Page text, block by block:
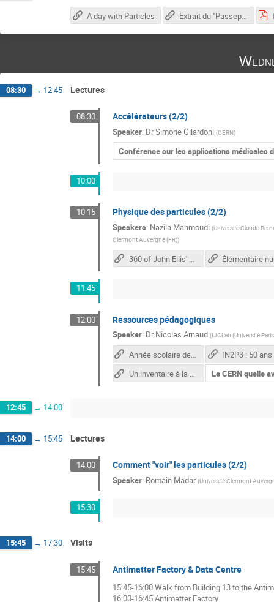
A day with Particles
08:30 → 12:45 Lectures
08:30 Accélérateurs (2/2)
Speaker: DrSimone Gilardoni (CERN)
Conférence sur les applications médicales
10:00
10:15 Physique des particules (2/2)
Speakers: Nazila Mahmoudi (Universite Claude
Clermont Auvergne (FR))
11:45
12:00 Ressources pédagogiques
Speaker: Dr Nicolas Arnaud (IJCLab (Université
Année scolaire de la physique 2023-2024
IN2P3 : 50 ans
Un inventaire à la Prévert ...
Le CERN quelle
12:45 → 14:00
14:00 → 15:45 Lectures
14:00 Comment "voir" les particules (2/2)
Speaker: Romain Madar (Université Clermont
15:30
15:45 → 17:30 Visits
15:45 Antimatter Factory & Data Centre
15:45-16:00 Walk from Building 13 to the
16:00-16:45 Antimatter Factory